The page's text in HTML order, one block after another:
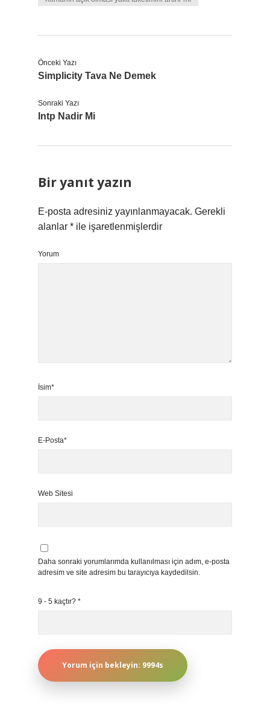
Önceki Yazı
Simplicity Tava Ne Demek
Sonraki Yazı
Intp Nadir Mi
Bir yanıt yazın
E-posta adresiniz yayınlanmayacak. Gerekli
alanlar * ile işaretlenmişlerdir
Yorum
İsim*
E-Posta*
Web Sitesi
Daha sonraki yorumlarımda kullanılması için adım, e-posta
adresim ve site adresim bu tarayıcıya kaydedilsin.
9 - 5 kaçtır? *